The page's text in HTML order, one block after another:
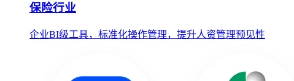
保险行业
企业BI级工具，标准化操作管理，提升人资管理预见性